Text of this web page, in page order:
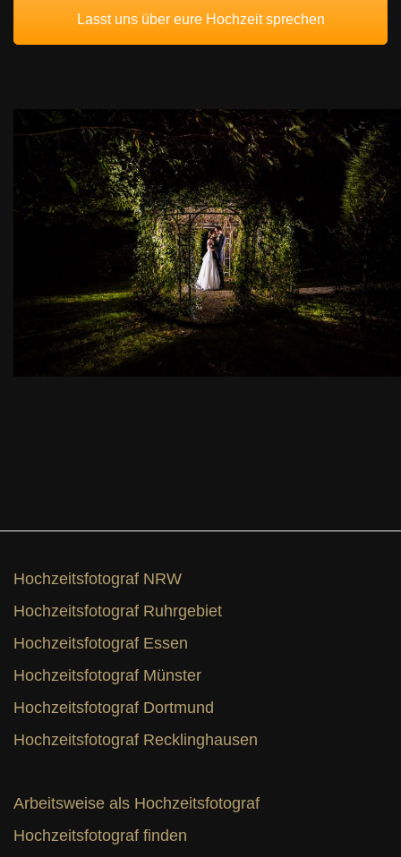
Lasst uns über eure Hochzeit sprechen
Hochzeitsfotograf NRW
Hochzeitsfotograf Ruhrgebiet
Hochzeitsfotograf Essen
Hochzeitsfotograf Münster
Hochzeitsfotograf Dortmund
Hochzeitsfotograf Recklinghausen
Arbeitsweise als Hochzeitsfotograf
Hochzeitsfotograf finden